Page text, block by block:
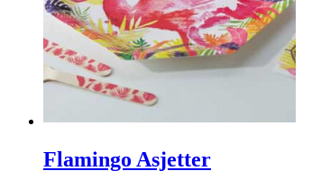
Flamingo Asjetter